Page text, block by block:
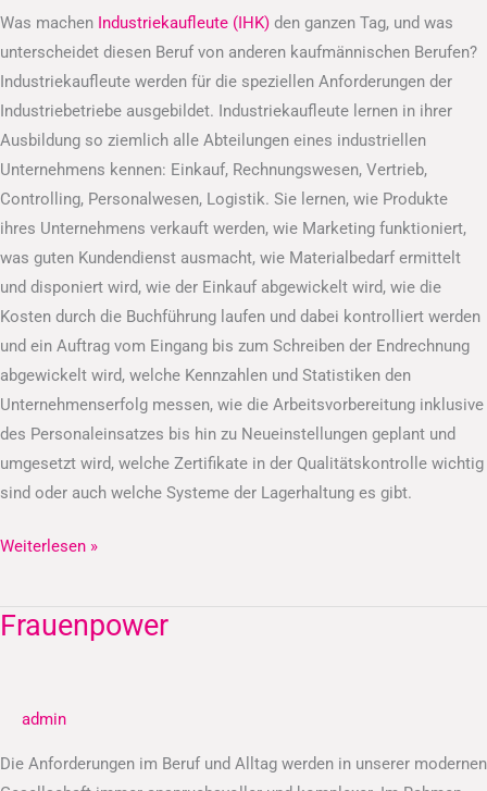
Was machen Industriekaufleute (IHK) den ganzen Tag, und was
unterscheidet diesen Beruf von anderen kaufmännischen Berufen?
Industriekaufleute werden für die speziellen Anforderungen der
Industriebetriebe ausgebildet. Industriekaufleute lernen in ihrer
Ausbildung so ziemlich alle Abteilungen eines industriellen
Unternehmens kennen: Einkauf, Rechnungswesen, Vertrieb,
Controlling, Personalwesen, Logistik. Sie lernen, wie Produkte
ihres Unternehmens verkauft werden, wie Marketing funktioniert,
was guten Kundendienst ausmacht, wie Materialbedarf ermittelt
und disponiert wird, wie der Einkauf abgewickelt wird, wie die
Kosten durch die Buchführung laufen und dabei kontrolliert werden
und ein Auftrag vom Eingang bis zum Schreiben der Endrechnung
abgewickelt wird, welche Kennzahlen und Statistiken den
Unternehmenserfolg messen, wie die Arbeitsvorbereitung inklusive
des Personaleinsatzes bis hin zu Neueinstellungen geplant und
umgesetzt wird, welche Zertifikate in der Qualitätskontrolle wichtig
sind oder auch welche Systeme der Lagerhaltung es gibt.
Weiterlesen »
Frauenpower
admin
Die Anforderungen im Beruf und Alltag werden in unserer modernen
Frauenpower